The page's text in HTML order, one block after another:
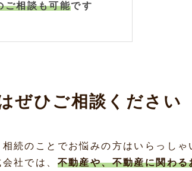
ご相談も可能です
ぜひご相談ください
続のことでお悩みの方はいらっしゃ
社では、 不動産や、不動産に関わ